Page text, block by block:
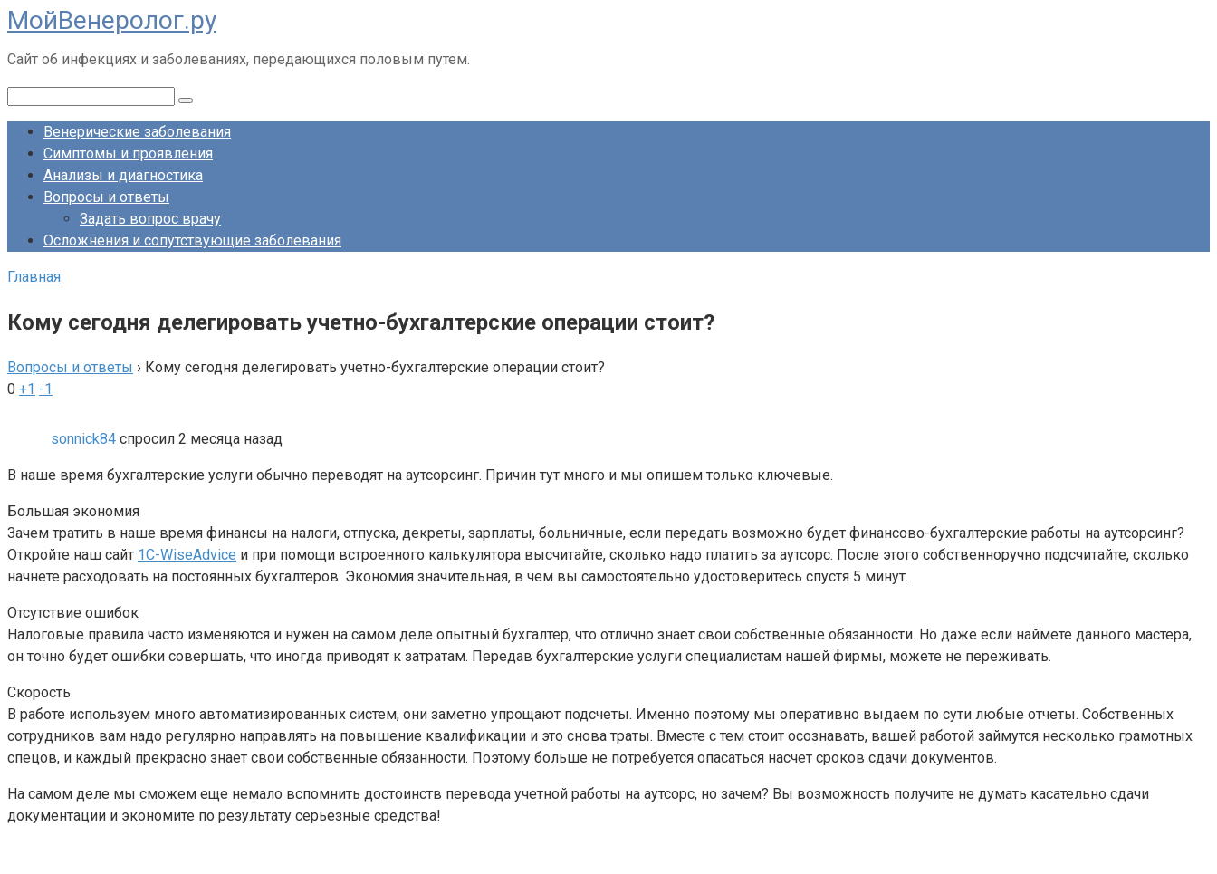
Перейти
к
контенту
МойВенеролог.ру
Cайт об инфекциях и заболеваниях, передающихся половым путем.
Венерические заболевания
Симптомы и проявления
Анализы и диагностика
Вопросы и ответы
Задать вопрос врачу
Осложнения и сопутствующие заболевания
Главная
Кому сегодня делегировать учетно-бухгалтерские операции стоит?
Вопросы и ответы › Кому сегодня делегировать учетно-бухгалтерские операции стоит?
0 +1 -1
sonnick84 спросил 2 месяца назад
В наше время бухгалтерские услуги обычно переводят на аутсорсинг. Причин тут много и мы опишем только ключевые.
Большая экономия
Зачем тратить в наше время финансы на налоги, отпуска, декреты, зарплаты, больничные, если передать возможно будет финансово-бухгалтерские работы на аутсорсинг?
Откройте наш сайт 1C-WiseAdvice и при помощи встроенного калькулятора высчитайте, сколько надо платить за аутсорс. После этого собственноручно подсчитайте, сколько
начнете расходовать на постоянных бухгалтеров. Экономия значительная, в чем вы самостоятельно удостоверитесь спустя 5 минут.
Отсутствие ошибок
Налоговые правила часто изменяются и нужен на самом деле опытный бухгалтер, что отлично знает свои собственные обязанности. Но даже если наймете данного мастера,
он точно будет ошибки совершать, что иногда приводят к затратам. Передав бухгалтерские услуги специалистам нашей фирмы, можете не переживать.
Скорость
В работе используем много автоматизированных систем, они заметно упрощают подсчеты. Именно поэтому мы оперативно выдаем по сути любые отчеты. Собственных
сотрудников вам надо регулярно направлять на повышение квалификации и это снова траты. Вместе с тем стоит осознавать, вашей работой займутся несколько грамотных
спецов, и каждый прекрасно знает свои собственные обязанности. Поэтому больше не потребуется опасаться насчет сроков сдачи документов.
На самом деле мы сможем еще немало вспомнить достоинств перевода учетной работы на аутсорс, но зачем? Вы возможность получите не думать касательно сдачи
документации и экономите по результату серьезные средства!